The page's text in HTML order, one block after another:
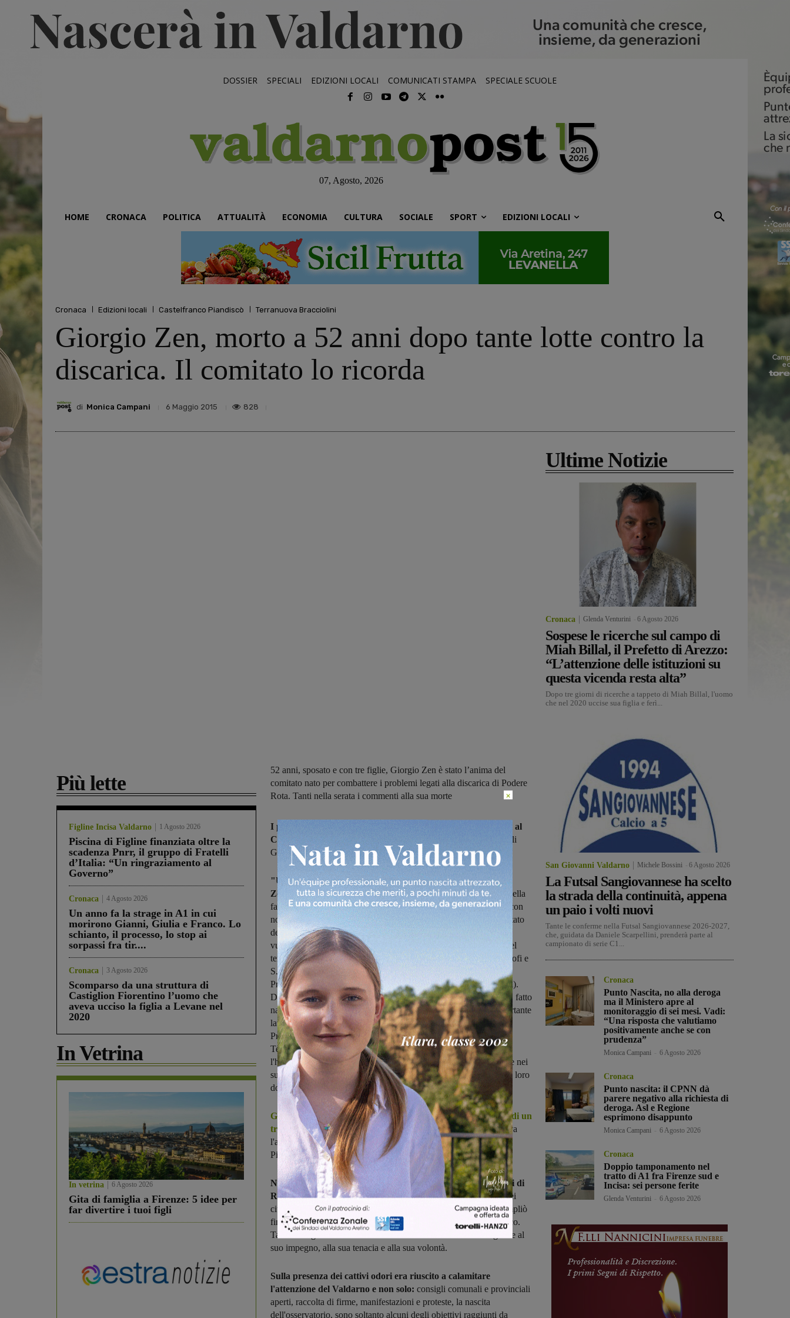
DOSSIER SPECIALI EDIZIONI LOCALI COMUNICATI STAMPA SPECIALE SCUOLE
07, Agosto, 2026
HOME CRONACA POLITICA ATTUALITÀ ECONOMIA CULTURA SOCIALE SPORT EDIZIONI LOCALI
Cronaca Edizioni locali Castelfranco Piandiscò Terranuova Bracciolini
Giorgio Zen, morto a 52 anni dopo tante lotte contro la
discarica. Il comitato lo ricorda
di Monica Campani 6 Maggio 2015 828
Più lette
Figline Incisa Valdarno 1 Agosto 2026
Piscina di Figline finanziata oltre la
scadenza Pnrr, il gruppo di Fratelli
d’Italia: “Un ringraziamento al
Governo”
Cronaca 4 Agosto 2026
Un anno fa la strage in A1 in cui
morirono Gianni, Giulia e Franco. Lo
schianto, il processo, lo stop ai
sorpassi fra tir....
Cronaca 3 Agosto 2026
Scomparso da una struttura di
Castiglion Fiorentino l’uomo che
aveva ucciso la figlia a Levane nel
2020
In Vetrina
In vetrina 6 Agosto 2026
Gita di famiglia a Firenze: 5 idee per
far divertire i tuoi figli
52 anni, sposato e con tre figlie, Giorgio Zen è stato l’anima del
comitato nato per combattere i problemi legati alla discarica di Podere
Rota. Tanti nella serata i commenti alla sua morte
I primi a commentare la sua morte sono stati gli appartenenti al
Comitato 'Le vittime della discarica di Podere Rota'
con i quali
Giorgio Zen ha condiviso tante battaglie.
"Un incidente di lavoro ci ha privato oggi dell'amico Giorgio
Zen.
Anche se negli ultimi anni, gli impegni di lavoro e la cura della
famiglia l'avevano convinto ad allon­ta­nar­si dalla collaborazione con
noi, sapere che Giorgio non ci è più vicino lascia in noi del Comitato
delle “Vit­time della discarica di Podere Rota” un grande
vuoto. Giorgio ha rappresentato le istanze della popolazione e del
territorio afflitto dalla presenza della discarica (in par­ti­co­la­re di Riofi e
S.Maria), pressando co­stan­temente le autorità am­mi­ni­stra­tive
Provinciali e Valdarnesi (scarsamente udenti e ancor meno volenti).
Dobbiamo ringraziare Giorgio per l'esistenza del Comitato: ci ha fatto
nascere e crescere, ha svolto per un decennio un enorme e importante
lavoro burocratico, mediatico e politico e ci ha guidati come
Presidente. Ci stringiamo commossi intorno alla famiglia, a Maria
Teresa, Francesca, Celeste, e alla piccola Au­rora, che tutte quante
l'hanno saputo in vario modo sostenere nel suo impegno con noi e nei
suoi sa­crifici per la comune causa, e partecipiamo sinceramente al loro
dolore. Egli non muore nel nostro ri­cordo e nel nostro cuore".
Giorgio Zen, 52 anni, sposato e con tre figlie è morto a causa di un
tragico incidente sul lavoro
Si era trasferito da Riofi, dove aveva
l'abitazione e un'attività, a Pulicciano, nel comune di Castelfraco
Piandiscò. Il trattore ribaltandosi lo ha schiacciato.
Nel maggio 2009 raccolse le istanze e le lamentele dei residenti di
Riofi – Fossatonel comune di Terranuova e fondò il Comitato dei
cittadini residenti vicino alla discarica. Una realtà che presto si ampliò
fino a coinvolgere anche i residenti di San Giovanni e Castelfranco.
Tante battaglie e tanti risultati sono stati ottenuti dai cittadini grazie al
suo impegno, alla sua tenacia e alla sua volontà.
Sulla presenza dei cattivi odori era riuscito a calamitare
l'attenzione del Valdarno e non solo: consigli comunali e provinciali
aperti, raccolta di firme, manifestazioni e proteste, la nascita
dell'osservatorio, sono soltanto alcuni degli obiettivi raggiunti da
Ultime Notizie
Cronaca Glenda Venturini 6 Agosto 2026
Sospese le ricerche sul campo di
Miah Billal, il Prefetto di Arezzo:
“L’attenzione delle istituzioni su
questa vicenda resta alta”
Dopo tre giorni di ricerche a tappeto di Miah Billal, l'uomo
che nel 2020 uccise sua figlia e ferì...
San Giovanni Valdarno Michele Bossini 6 Agosto 2026
La Futsal Sangiovannese ha scelto
la strada della continuità, appena
un paio i volti nuovi
Tante le conferme nella Futsal Sangiovannese 2026-2027,
che, guidata da Daniele Scarpellini, prenderà parte al
campionato di serie C1...
Cronaca
Punto Nascita, no alla deroga
ma il Ministero apre al
monitoraggio di sei mesi. Vadi:
“Una risposta che valutiamo
positivamente anche se con
prudenza”
Monica Campani 6 Agosto 2026
Cronaca
Punto nascita: il CPNN dà
parere negativo alla richiesta di
deroga. Asl e Regione
esprimono disappunto
Monica Campani 6 Agosto 2026
Cronaca
Doppio tamponamento nel
tratto di A1 fra Firenze sud e
Incisa: sei persone ferite
Glenda Venturini 6 Agosto 2026
×